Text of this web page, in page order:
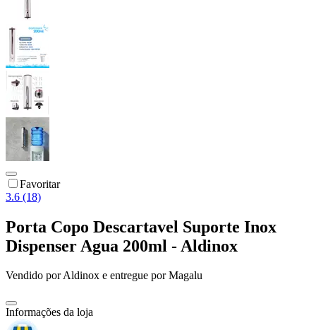
Favoritar
3.6 (18)
Porta Copo Descartavel Suporte Inox
Dispenser Agua 200ml - Aldinox
Vendido porAldinox e entregue por Magalu
Informações da loja